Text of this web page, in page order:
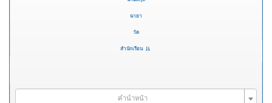
ฉายา
วัด
สำนักเรียน
คำนำหน้า